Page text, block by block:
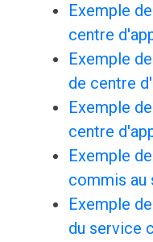
Exemple
centre
Exemple
de centre
Exemple
centre
Exemple
commis au
Exemple
du service